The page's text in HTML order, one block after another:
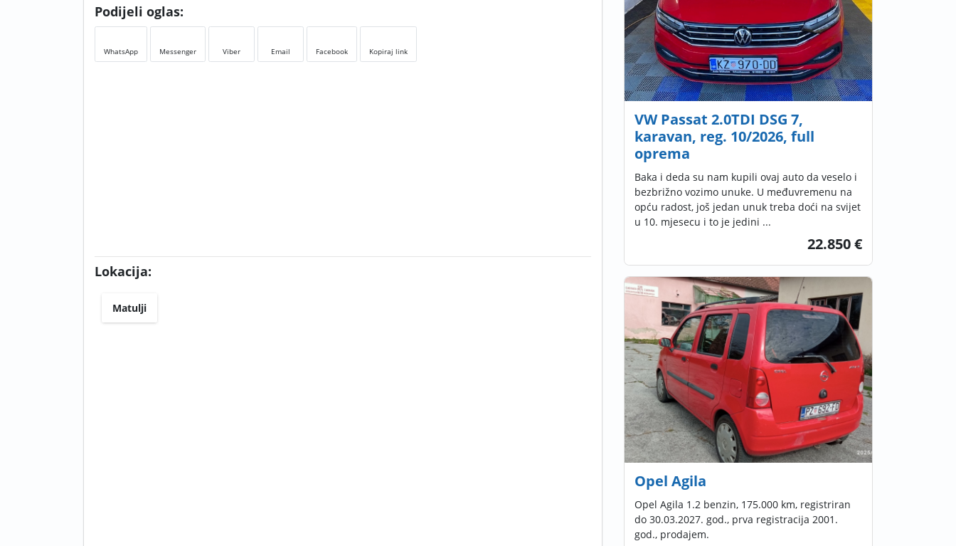
Podijeli oglas:
WhatsApp Messenger Viber Email Facebook Kopiraj link
Lokacija:
Matulji
VW Passat 2.0TDI DSG 7,
karavan, reg. 10/2026, full
oprema
Baka i deda su nam kupili ovaj auto da veselo i
bezbrižno vozimo unuke. U međuvremenu na
opću radost, još jedan unuk treba doći na svijet
u 10. mjesecu i to je jedini ...
22.850 €
Opel Agila
Opel Agila 1.2 benzin, 175.000 km, registriran
do 30.03.2027. god., prva registracija 2001.
god., prodajem.